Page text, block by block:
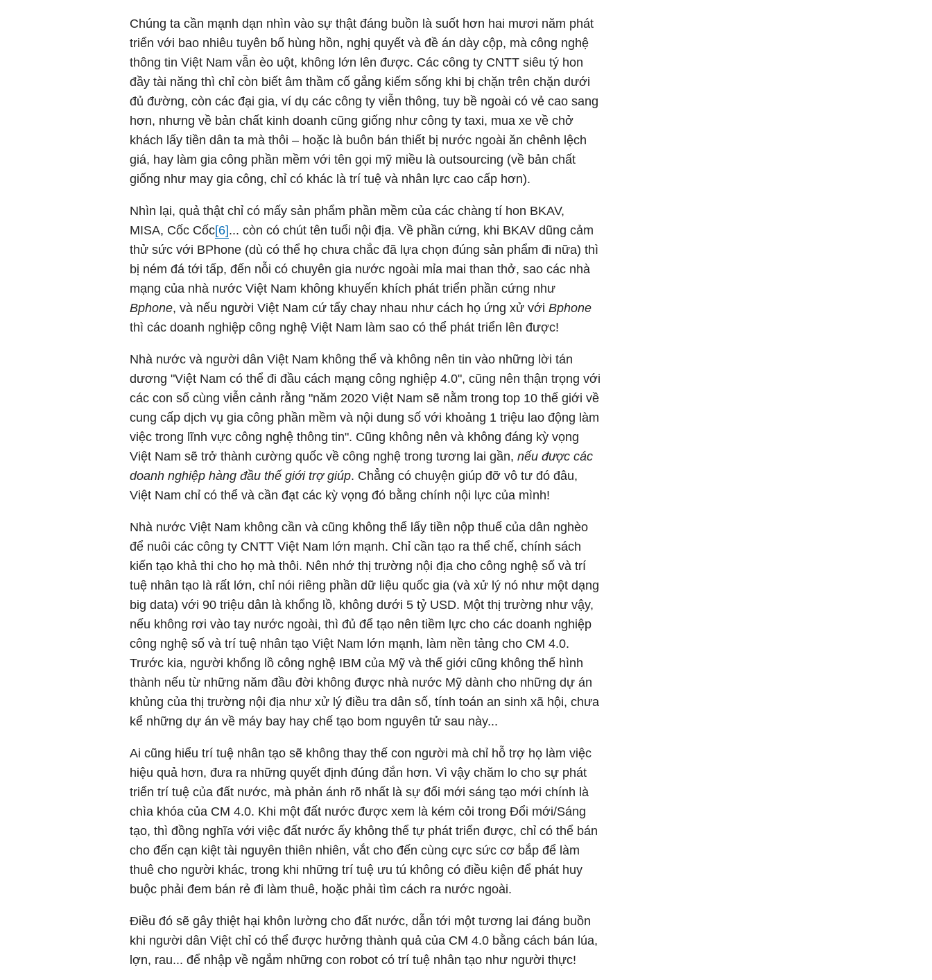
Chúng ta cần mạnh dạn nhìn vào sự thật đáng buồn là suốt hơn hai mươi năm phát
triển với bao nhiêu tuyên bố hùng hồn, nghị quyết và đề án dày cộp, mà công nghệ
thông tin Việt Nam vẫn èo uột, không lớn lên được. Các công ty CNTT siêu tý hon
đầy tài năng thì chỉ còn biết âm thầm cố gắng kiếm sống khi bị chặn trên chặn dưới
đủ đường, còn các đại gia, ví dụ các công ty viễn thông, tuy bề ngoài có vẻ cao sang
hơn, nhưng về bản chất kinh doanh cũng giống như công ty taxi, mua xe về chở
khách lấy tiền dân ta mà thôi – hoặc là buôn bán thiết bị nước ngoài ăn chênh lệch
giá, hay làm gia công phần mềm với tên gọi mỹ miều là outsourcing (về bản chất
giống như may gia công, chỉ có khác là trí tuệ và nhân lực cao cấp hơn).
Nhìn lại, quả thật chỉ có mấy sản phẩm phần mềm của các chàng tí hon BKAV,
MISA, Cốc Cốc[6]... còn có chút tên tuổi nội địa. Về phần cứng, khi BKAV dũng cảm
thử sức với BPhone (dù có thể họ chưa chắc đã lựa chọn đúng sản phẩm đi nữa) thì
bị ném đá tới tấp, đến nỗi có chuyên gia nước ngoài mỉa mai than thở, sao các nhà
mạng của nhà nước Việt Nam không khuyến khích phát triển phần cứng như
Bphone, và nếu người Việt Nam cứ tẩy chay nhau như cách họ ứng xử với Bphone
thì các doanh nghiệp công nghệ Việt Nam làm sao có thể phát triển lên được!
Nhà nước và người dân Việt Nam không thể và không nên tin vào những lời tán
dương "Việt Nam có thể đi đầu cách mạng công nghiệp 4.0", cũng nên thận trọng với
các con số cùng viễn cảnh rằng "năm 2020 Việt Nam sẽ nằm trong top 10 thế giới về
cung cấp dịch vụ gia công phần mềm và nội dung số với khoảng 1 triệu lao động làm
việc trong lĩnh vực công nghệ thông tin". Cũng không nên và không đáng kỳ vọng
Việt Nam sẽ trở thành cường quốc về công nghệ trong tương lai gần, nếu được các
doanh nghiệp hàng đầu thế giới trợ giúp. Chẳng có chuyện giúp đỡ vô tư đó đâu,
Việt Nam chỉ có thể và cần đạt các kỳ vọng đó bằng chính nội lực của mình!
Nhà nước Việt Nam không cần và cũng không thể lấy tiền nộp thuế của dân nghèo
để nuôi các công ty CNTT Việt Nam lớn mạnh. Chỉ cần tạo ra thể chế, chính sách
kiến tạo khả thi cho họ mà thôi. Nên nhớ thị trường nội địa cho công nghệ số và trí
tuệ nhân tạo là rất lớn, chỉ nói riêng phần dữ liệu quốc gia (và xử lý nó như một dạng
big data) với 90 triệu dân là khổng lồ, không dưới 5 tỷ USD. Một thị trường như vậy,
nếu không rơi vào tay nước ngoài, thì đủ để tạo nên tiềm lực cho các doanh nghiệp
công nghệ số và trí tuệ nhân tạo Việt Nam lớn mạnh, làm nền tảng cho CM 4.0.
Trước kia, người khổng lồ công nghệ IBM của Mỹ và thế giới cũng không thể hình
thành nếu từ những năm đầu đời không được nhà nước Mỹ dành cho những dự án
khủng của thị trường nội địa như xử lý điều tra dân số, tính toán an sinh xã hội, chưa
kể những dự án về máy bay hay chế tạo bom nguyên tử sau này...
Ai cũng hiểu trí tuệ nhân tạo sẽ không thay thế con người mà chỉ hỗ trợ họ làm việc
hiệu quả hơn, đưa ra những quyết định đúng đắn hơn. Vì vậy chăm lo cho sự phát
triển trí tuệ của đất nước, mà phản ánh rõ nhất là sự đổi mới sáng tạo mới chính là
chìa khóa của CM 4.0. Khi một đất nước được xem là kém cỏi trong Đổi mới/Sáng
tạo, thì đồng nghĩa với việc đất nước ấy không thể tự phát triển được, chỉ có thể bán
cho đến cạn kiệt tài nguyên thiên nhiên, vắt cho đến cùng cực sức cơ bắp để làm
thuê cho người khác, trong khi những trí tuệ ưu tú không có điều kiện để phát huy
buộc phải đem bán rẻ đi làm thuê, hoặc phải tìm cách ra nước ngoài.
Điều đó sẽ gây thiệt hại khôn lường cho đất nước, dẫn tới một tương lai đáng buồn
khi người dân Việt chỉ có thể được hưởng thành quả của CM 4.0 bằng cách bán lúa,
lợn, rau... để nhập về ngắm những con robot có trí tuệ nhân tạo như người thực!